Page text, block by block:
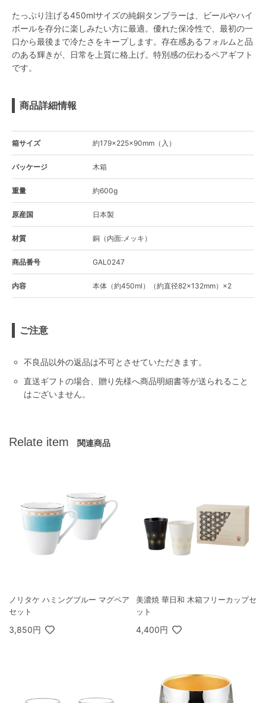
たっぷり注げる450mlサイズの純銅タンブラーは、ビールやハイ
ボールを存分に楽しみたい方に最適。優れた保冷性で、最初の一
口から最後まで冷たさをキープします。存在感あるフォルムと品
のある輝きが、日常を上質に格上げ。特別感の伝わるペアギフト
です。
商品詳細情報
箱サイズ 約179×225×90mm（入）
パッケージ 木箱
重量 約600g
原産国 日本製
材質 銅（内面:メッキ）
商品番号 GAL0247
内容 本体（約450ml）（約直径82×132mm）×2
ご注意
不良品以外の返品は不可とさせていただきます。
直送ギフトの場合、贈り先様へ商品明細書等が送られること
はございません。
Relate item 関連商品
ノリタケ ハミングブルー マグペア
セット
3,850円
美濃焼 華日和 木箱フリーカップセ
ット
4,400円